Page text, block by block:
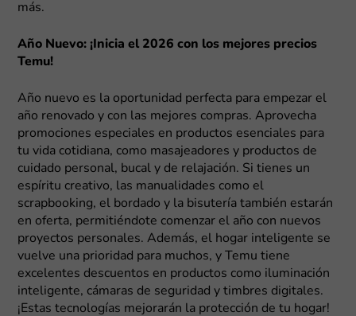
más.
Año Nuevo: ¡Inicia el 2026 con los mejores precios
Temu!
Año nuevo es la oportunidad perfecta para empezar el
año renovado y con las mejores compras. Aprovecha
promociones especiales en productos esenciales para
tu vida cotidiana, como masajeadores y productos de
cuidado personal, bucal y de relajación. Si tienes un
espíritu creativo, las manualidades como el
scrapbooking, el bordado y la bisutería también estarán
en oferta, permitiéndote comenzar el año con nuevos
proyectos personales. Además, el hogar inteligente se
vuelve una prioridad para muchos, y Temu tiene
excelentes descuentos en productos como iluminación
inteligente, cámaras de seguridad y timbres digitales.
¡Estas tecnologías mejorarán la protección de tu hogar!